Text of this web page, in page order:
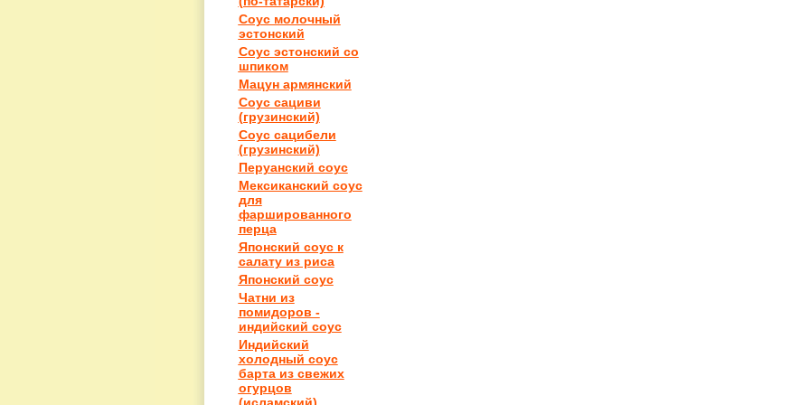
Соус молочный
эстонский
Соус эстонский со
шпиком
Мацун армянский
Соус сациви
(грузинский)
Соус сацибели
(грузинский)
Перуанский соус
Мексиканский соус
для
фаршированного
перца
Японский соус к
салату из риса
Японский соус
Чатни из
помидоров -
индийский соус
Индийский
холодный соус
барта из свежих
огурцов